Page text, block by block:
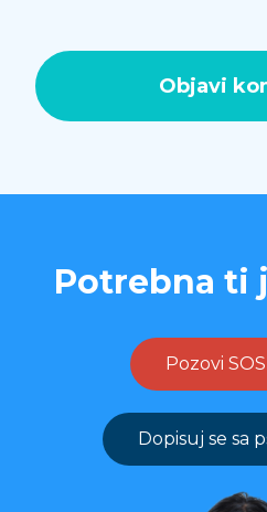
Potrebna ti
Pozovi
Dopisuj se sa